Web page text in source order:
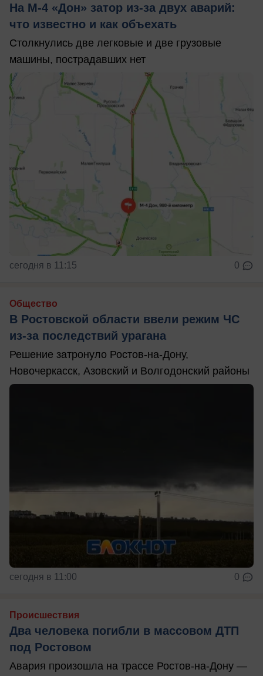
На М‑4 «Дон» затор из‑за двух аварий:
что известно и как объехать
Столкнулись две легковые и две грузовые
машины, пострадавших нет
сегодня в 11:15 0
Общество
В Ростовской области ввели режим ЧС
из-за последствий урагана
Решение затронуло Ростов-на-Дону,
Новочеркасск, Азовский и Волгодонский районы
сегодня в 11:00 0
Происшествия
Два человека погибли в массовом ДТП
под Ростовом
Авария произошла на трассе Ростов-на-Дону —